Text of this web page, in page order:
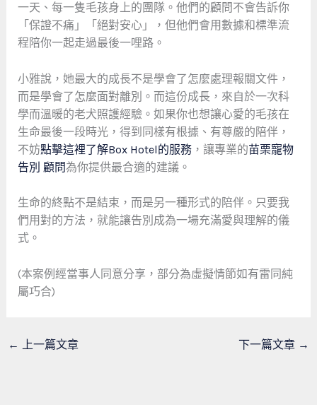
一天、每一隻毛孩身上的團隊。他們的顧問不會告訴你
「保證不痛」「絕對安心」，但他們會用數據和標準流
程陪你一起走過最後一哩路。
小雅說，她最大的成長不是學會了怎麼處理報關文件，
而是學會了怎麼面對離別。而這份成長，來自於一次科
學而溫暖的老犬照護經驗。如果你也想讓心愛的毛孩在
生命最後一段時光，得到同樣有根據、有尊嚴的陪伴，
不妨點擊這裡了解Box Hotel的服務，讓專業的苗栗寵物
告別 顧問為你提供最合適的建議。
生命的終點不是結束，而是另一種形式的陪伴。只要我
們用對的方法，就能讓告別成為一場充滿愛與理解的儀
式。
(本案例經當事人同意分享，部分為虛擬情節如有雷同純
屬巧合)
← 上一篇文章 下一篇文章 →